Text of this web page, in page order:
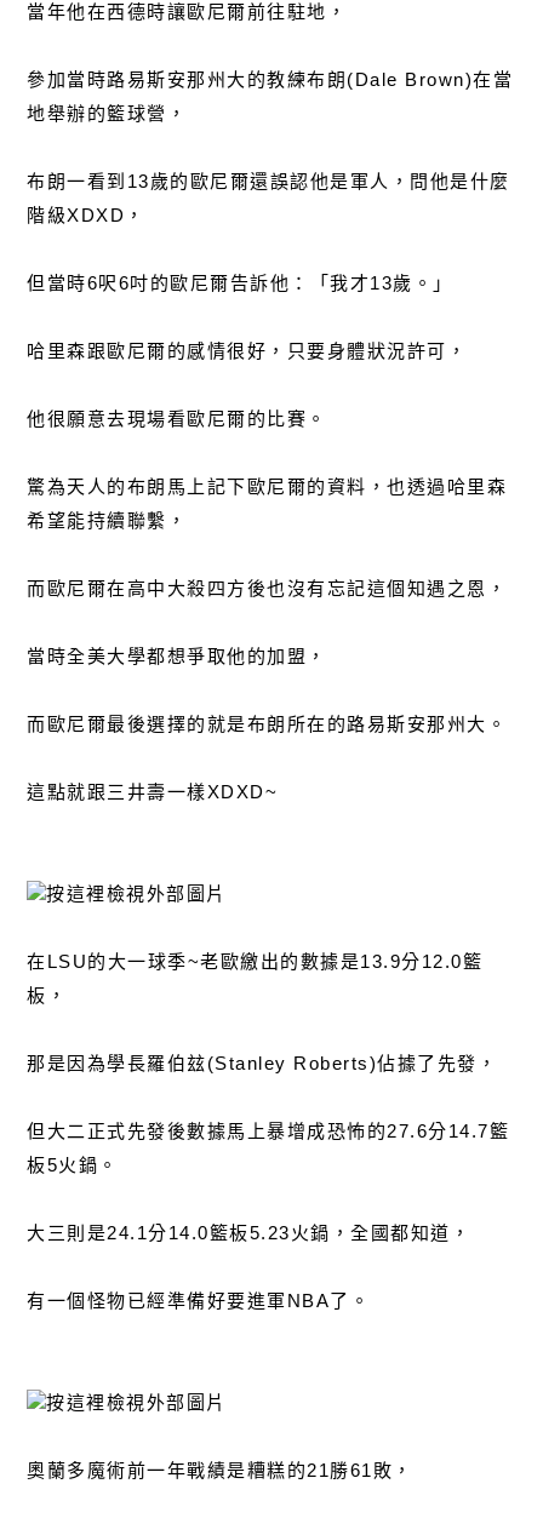
當年他在西德時讓歐尼爾前往駐地，
參加當時路易斯安那州大的教練布朗(Dale Brown)在當
地舉辦的籃球營，
布朗一看到13歲的歐尼爾還誤認他是軍人，問他是什麼
階級XDXD，
但當時6呎6吋的歐尼爾告訴他：「我才13歲。」
哈里森跟歐尼爾的感情很好，只要身體狀況許可，
他很願意去現場看歐尼爾的比賽。
驚為天人的布朗馬上記下歐尼爾的資料，也透過哈里森
希望能持續聯繫，
而歐尼爾在高中大殺四方後也沒有忘記這個知遇之恩，
當時全美大學都想爭取他的加盟，
而歐尼爾最後選擇的就是布朗所在的路易斯安那州大。
這點就跟三井壽一樣XDXD~
在LSU的大一球季~老歐繳出的數據是13.9分12.0籃
板，
那是因為學長羅伯玆(Stanley Roberts)佔據了先發，
但大二正式先發後數據馬上暴增成恐怖的27.6分14.7籃
板5火鍋。
大三則是24.1分14.0籃板5.23火鍋，全國都知道，
有一個怪物已經準備好要進軍NBA了。
奧蘭多魔術前一年戰績是糟糕的21勝61敗，